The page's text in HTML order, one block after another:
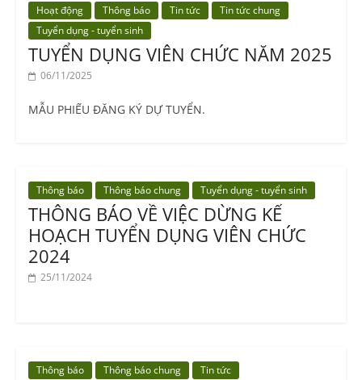
Hoạt động Thông báo Tin tức
Tin tức chung
Tuyển dụng - tuyển sinh
TUYỂN DỤNG VIÊN CHỨC NĂM 2025
06/11/2025
MẪU PHIẾU ĐĂNG KÝ DỰ TUYỂN.
Thông báo Thông báo chung Tuyển dụng - tuyển sinh
THÔNG BÁO VỀ VIỆC DỪNG KẾ
HOẠCH TUYỂN DỤNG VIÊN CHỨC
2024
25/11/2024
Thông báo Thông báo chung
Tin tức